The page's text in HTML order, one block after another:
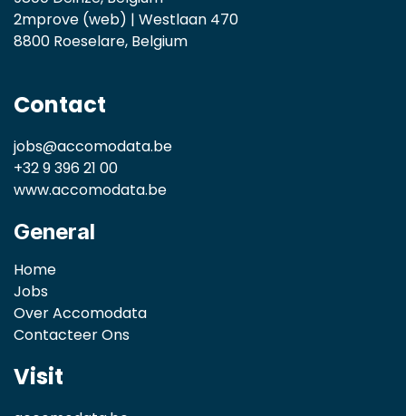
2mprove (web) | Westlaan 470
8800 Roeselare, Belgium
Contact
jobs@accomodata.be
+32 9 396 21 00
www.accomodata.be
General
Home
Jobs
Over Accomodata
Contacteer Ons
Visit